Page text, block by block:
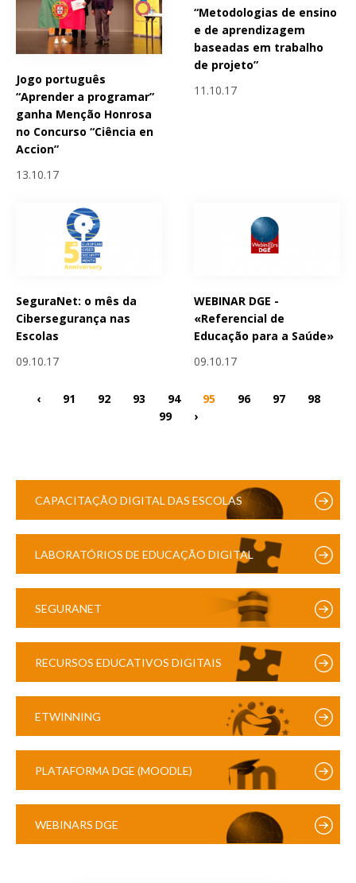
Jogo português
“Aprender a programar”
ganha Menção Honrosa
no Concurso “Ciência en
Accion”
13.10.17
“Metodologias de ensino
e de aprendizagem
baseadas em trabalho
de projeto”
11.10.17
SeguraNet: o mês da
Cibersegurança nas
Escolas
09.10.17
WEBINAR DGE -
«Referencial de
Educação para a Saúde»
09.10.17
‹ 91 92 93 94 95 96 97
98
99
›
CAPACITAÇÃO DIGITAL DAS ESCOLAS
LABORATÓRIOS DE EDUCAÇÃO DIGITAL
SEGURANET
RECURSOS EDUCATIVOS DIGITAIS
ETWINNING
PLATAFORMA DGE (MOODLE)
WEBINARS DGE